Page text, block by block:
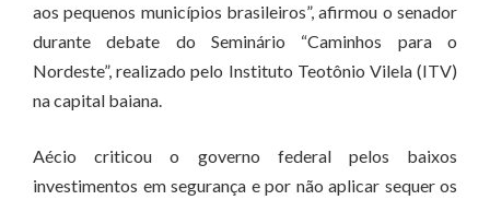
aos pequenos municípios brasileiros”, afirmou o senador
durante debate do Seminário “Caminhos para o
Nordeste”, realizado pelo Instituto Teotônio Vilela (ITV)
na capital baiana.
Aécio criticou o governo federal pelos baixos
investimentos em segurança e por não aplicar sequer os